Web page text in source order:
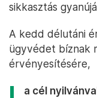
sikkasztás
A kedd délutáni
ügyvédet bíznak
érvényesítésére,
a cél